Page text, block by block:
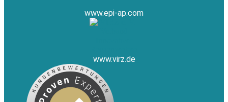
www.epi-ap.com
www.virz.de